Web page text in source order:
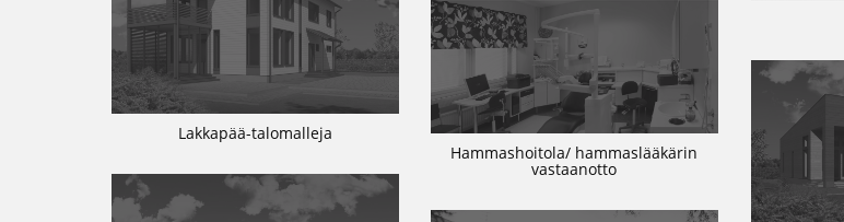
Lakkapää-talomalleja
Hammashoitola/ hammaslääkärin
vastaanotto